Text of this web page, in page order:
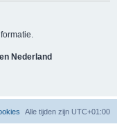
Nederland
Alle tijden zijn UTC+01:00